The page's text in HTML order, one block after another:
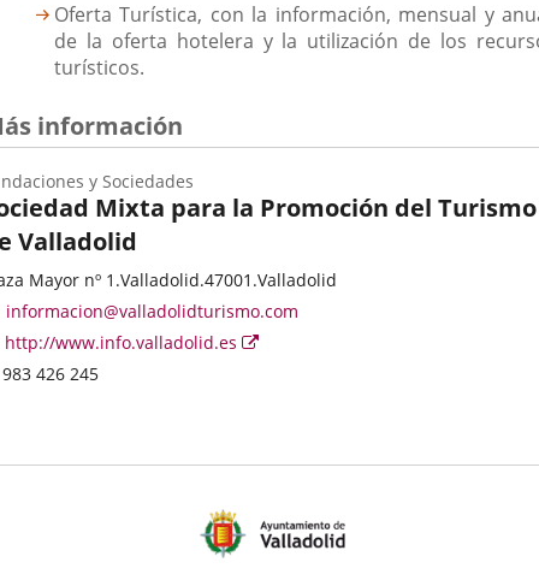
Oferta Turística, con la información, mensual y
de la oferta hotelera y la utilización de los
turísticos.
información
Mixta para la Promoción del Turismo
Valladolid
y Sociedades
Mayor nº 1.Valladolid.47001.Valladolid
informacion@valladolidturismo.com
http://www.info.valladolid.es
Enlace
983 426 245